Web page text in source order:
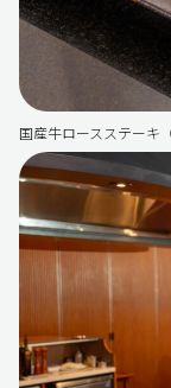
国産牛ロースステーキ